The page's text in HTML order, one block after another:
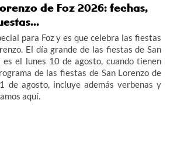
de Foz 2026: fechas,
para Foz y es que celebra las fiestas
El día grande de las fiestas de San
es el lunes 10 de agosto, cuando tienen
de las fiestas de San Lorenzo de
de agosto, incluye además verbenas y
aquí.